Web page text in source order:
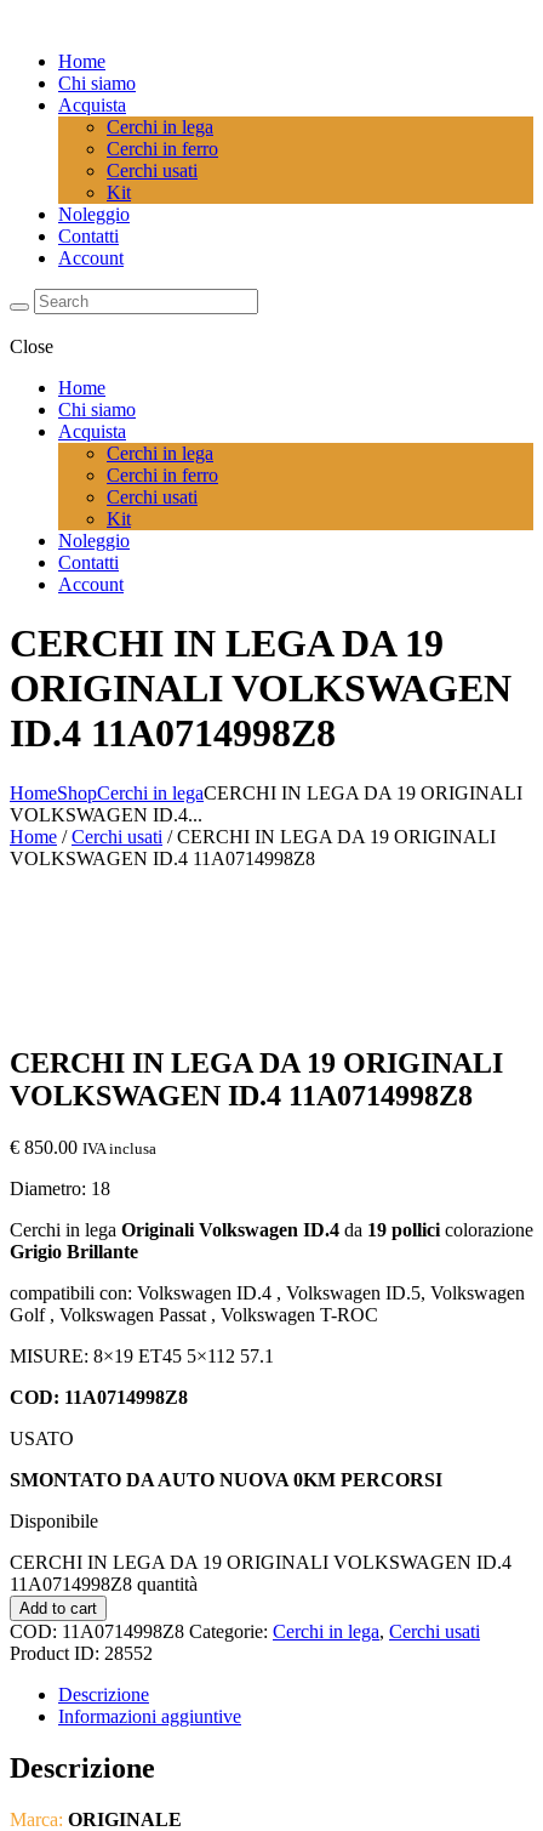
Home
Chi siamo
Acquista
Cerchi in lega
Cerchi in ferro
Cerchi usati
Kit
Noleggio
Contatti
Account
Close
Home
Chi siamo
Acquista
Cerchi in lega
Cerchi in ferro
Cerchi usati
Kit
Noleggio
Contatti
Account
CERCHI IN LEGA DA 19
ORIGINALI VOLKSWAGEN
ID.4 11A0714998Z8
HomeShopCerchi in legaCERCHI IN LEGA DA 19 ORIGINALI
VOLKSWAGEN ID.4...
Home /Cerchi usati / CERCHI IN LEGA DA 19 ORIGINALI
VOLKSWAGEN ID.4 11A0714998Z8
CERCHI IN LEGA DA 19 ORIGINALI
VOLKSWAGEN ID.4 11A0714998Z8
€ 850.00 IVA inclusa
Diametro: 18
Cerchi in lega Originali Volkswagen ID.4 da 19 pollici colorazione
Grigio Brillante
compatibili con: Volkswagen ID.4 , Volkswagen ID.5, Volkswagen
Golf , Volkswagen Passat , Volkswagen T-ROC
MISURE: 8×19 ET45 5×112 57.1
COD: 11A0714998Z8
USATO
SMONTATO DA AUTO NUOVA 0KM PERCORSI
Disponibile
CERCHI IN LEGA DA 19 ORIGINALI VOLKSWAGEN ID.4
11A0714998Z8 quantità
Add to cart
COD: 11A0714998Z8 Categorie: Cerchi in lega, Cerchi usati
Product ID: 28552
Descrizione
Informazioni aggiuntive
Descrizione
Marca: ORIGINALE